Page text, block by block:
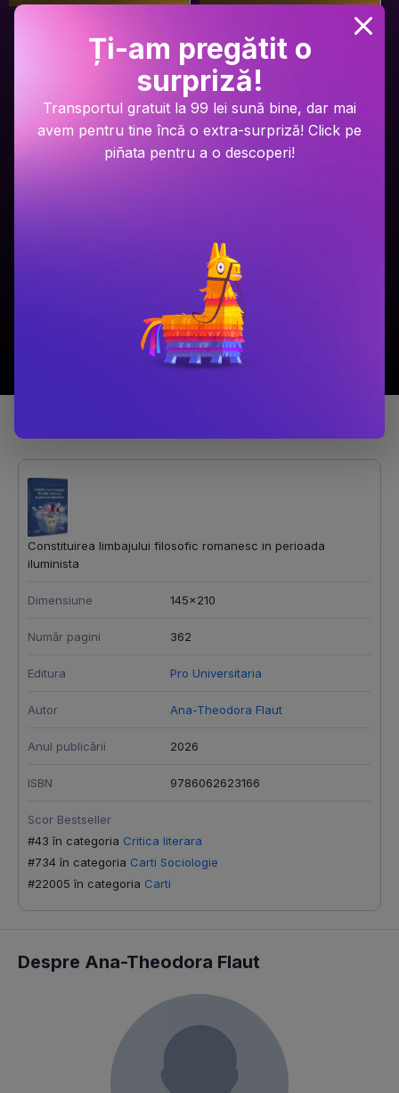
Constituirea limbajului filosofic romanesc in perioada
iluminista
Dimensiune 145x210
Număr pagini 362
Editura Pro Universitaria
Autor Ana-Theodora Flaut
Anul publicării 2026
ISBN 9786062623166
Scor Bestseller
#43 în categoria Critica literara
#734 în categoria Carti Sociologie
#22005 în categoria Carti
Despre Ana-Theodora Flaut
Ți-am pregătit o
surpriză!
Transportul gratuit la 99 lei sună bine, dar mai
avem pentru tine încă o extra-surpriză! Click pe
piñata pentru a o descoperi!